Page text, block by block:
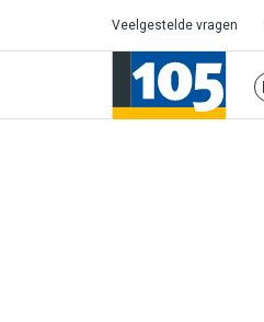
Veelgestelde vragen